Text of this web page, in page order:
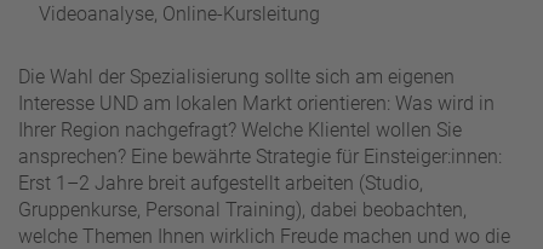
Videoanalyse, Online-Kursleitung
Die Wahl der Spezialisierung sollte sich am eigenen
Interesse UND am lokalen Markt orientieren: Was wird in
Ihrer Region nachgefragt? Welche Klientel wollen Sie
ansprechen? Eine bewährte Strategie für Einsteiger:innen:
Erst 1–2 Jahre breit aufgestellt arbeiten (Studio,
Gruppenkurse, Personal Training), dabei beobachten,
welche Themen Ihnen wirklich Freude machen und wo die